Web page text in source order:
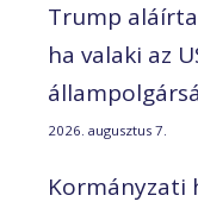
Trump
ha valaki az
2026. augusztus 7.
Kormányzati